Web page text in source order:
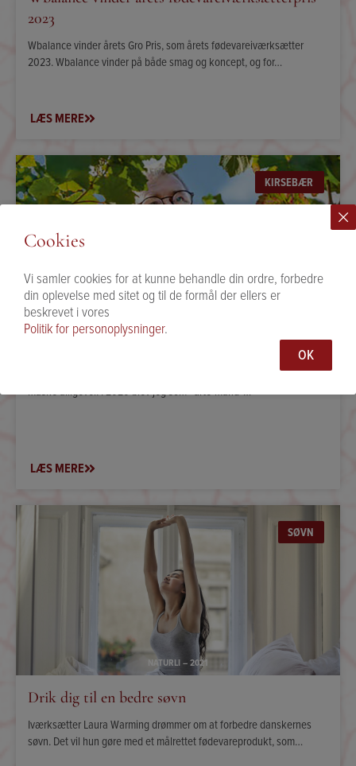
2023
Wbalance vinder årets Gro Pris, som årets fødevareiværksætter
2023. Wbalance vinder på både smag og koncept, og for…
LÆS MERE
KIRSEBÆR
Godnathistorier hører nok ikke til i nærværende magasin. Og så
måske alligevel. I 2020 blev jeg som ”urte-mand”…
LÆS MERE
SØVN
NATURLI – 2021
Drik dig til en bedre søvn
Iværksætter Laura Warming drømmer om at forbedre danskernes
søvn. Det vil hun gøre med et målrettet fødevareprodukt, som…
Cookies
Vi samler cookies for at kunne behandle din ordre, forbedre
din oplevelse med sitet og til de formål der ellers er
beskrevet i vores
Politik for personoplysninger.
OK